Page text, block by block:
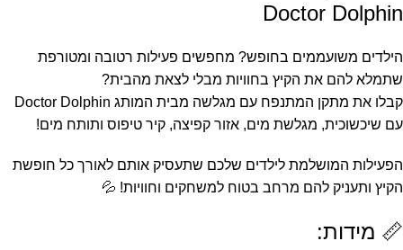
Doctor Dolphin
הילדים משועממים בחופש? מחפשים פעילות רטובה ומטורפת
שתמלא להם את הקיץ בחוויות מבלי לצאת מהבית?
קבלו את מתקן המתנפח עם מגלשה מבית המותג Doctor Dolphin
עם שיכשוכית, מגלשת מים, אזור קפיצה, קיר טיפוס ותותח מים!
הפעילות המושלמת לילדים שלכם שתעסיק אותם לאורך כל חופשת
הקיץ ותעניק להם מרחב בטוח למשחקים וחוויות! 💦
📏 מידות: